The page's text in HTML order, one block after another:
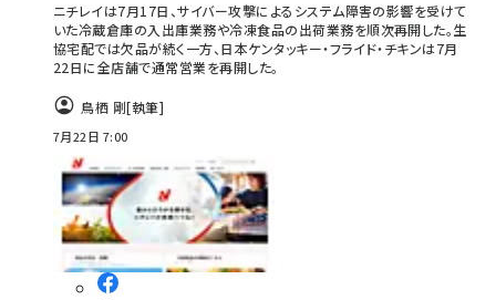
ニチレイは7月17日、サイバー攻撃によるシステム障害の影響を受けて
いた冷蔵倉庫の入出庫業務や冷凍食品の出荷業務を順次再開した。生
協宅配では欠品が続く一方、日本ケンタッキー・フライド・チキンは7月
22日に全店舗で通常営業を再開した。
鳥栖 剛[執筆]
7月22日 7:00